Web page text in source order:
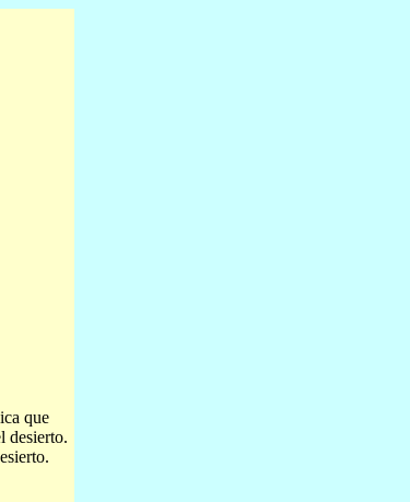
que
desierto.